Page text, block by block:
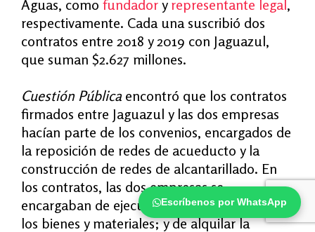
Escríbenos por WhatsApp
Aguas, como fundador y representante legal,
respectivamente. Cada una suscribió dos
contratos entre 2018 y 2019 con Jaguazul,
que suman $2.627 millones.
Cuestión Pública encontró que los contratos
firmados entre Jaguazul y las dos empresas
hacían parte de los convenios, encargados de
la reposición de redes de acueducto y la
construcción de redes de alcantarillado. En
los contratos, las dos empresas se
encargaban de ejecutar la obra, suministrar
los bienes y materiales; y de alquilar la